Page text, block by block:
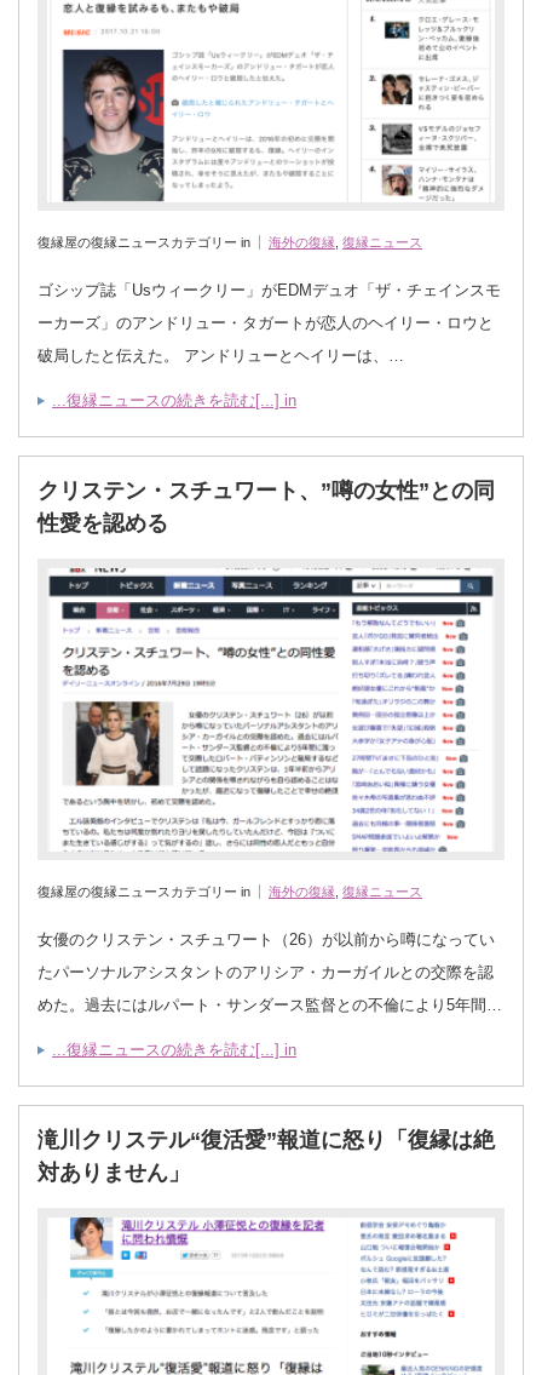
復縁屋の復縁ニュースカテゴリー in 海外の復縁 復縁ニュース
ゴシップ誌「Usウィークリー」がEDMデュオ「ザ・チェインスモ
ーカーズ」のアンドリュー・タガートが恋人のヘイリー・ロウと
破局したと伝えた。 アンドリューとヘイリーは、…
...復縁ニュースの続きを読む[...] in
クリステン・スチュワート、”噂の女性”との同
性愛を認める
復縁屋の復縁ニュースカテゴリー in 海外の復縁 復縁ニュース
女優のクリステン・スチュワート（26）が以前から噂になってい
たパーソナルアシスタントのアリシア・カーガイルとの交際を認
めた。過去にはルパート・サンダース監督との不倫により5年間…
...復縁ニュースの続きを読む[...] in
滝川クリステル“復活愛”報道に怒り「復縁は絶
対ありません」